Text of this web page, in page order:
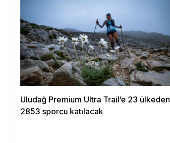
Uludağ Premium Ultra Trail’e 23 ülkeden
2853 sporcu katılacak